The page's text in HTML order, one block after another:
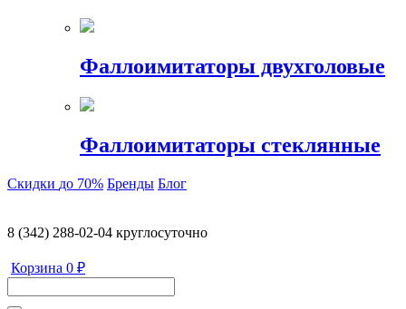
Фаллоимитаторы двухголовые
Фаллоимитаторы стеклянные
Скидки до 70% Бренды Блог
8 (342) 288-02-04 круглосуточно
Корзина 0 ₽